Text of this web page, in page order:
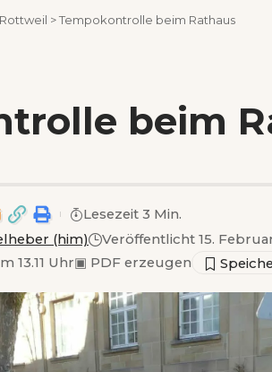
>Tempokontrolle beim Rathaus
beim
(him)
Veröffentlicht 15.
13.11 Uhr▣ PDF erzeugen
Lesezeit 3 Min.